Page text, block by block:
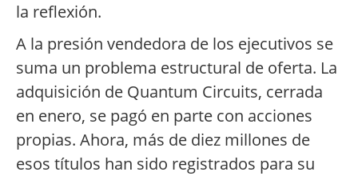
la reflexión.
A la presión vendedora de los ejecutivos se
suma un problema estructural de oferta. La
adquisición de Quantum Circuits, cerrada
en enero, se pagó en parte con acciones
propias. Ahora, más de diez millones de
esos títulos han sido registrados para su